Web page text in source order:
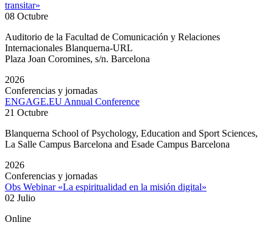
transitar»
08 Octubre
Auditorio de la Facultad de Comunicación y Relaciones
Internacionales Blanquerna-URL
Plaza Joan Coromines, s/n. Barcelona
2026
Conferencias y jornadas
ENGAGE.EU Annual Conference
21 Octubre
Blanquerna School of Psychology, Education and Sport Sciences,
La Salle Campus Barcelona and Esade Campus Barcelona
2026
Conferencias y jornadas
Obs Webinar «La espiritualidad en la misión digital»
02 Julio
Online